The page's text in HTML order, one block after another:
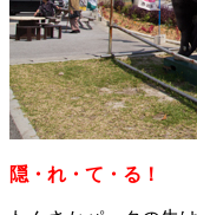
隠・れ・て・る！